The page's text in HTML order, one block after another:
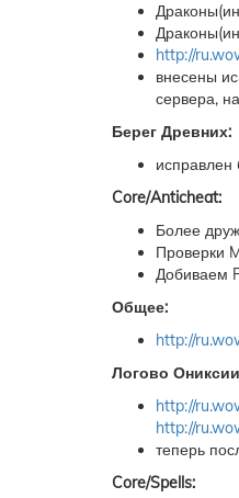
http://
внесены
сервера,
Берег Древних:
исправлен
Core/Anticheat:
Более
Проверки
Добиваем
Общее:
http://
Логово
http://
http://
теперь
Core/Spells: